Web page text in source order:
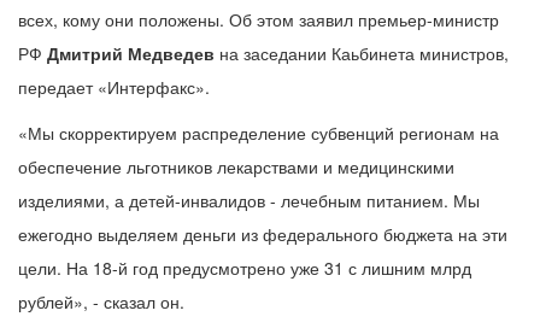
всех, кому они положены. Об этом заявил премьер-министр
РФ Дмитрий Медведев на заседании Каьбинета министров,
передает «Интерфакс».
«Мы скорректируем распределение субвенций регионам на
обеспечение льготников лекарствами и медицинскими
изделиями, а детей-инвалидов - лечебным питанием. Мы
ежегодно выделяем деньги из федерального бюджета на эти
цели. На 18-й год предусмотрено уже 31 с лишним млрд
рублей», - сказал он.